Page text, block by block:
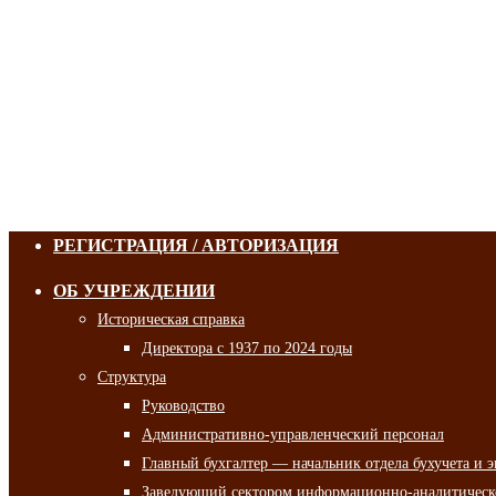
РЕГИСТРАЦИЯ / АВТОРИЗАЦИЯ
ОБ УЧРЕЖДЕНИИ
Историческая справка
Директора с 1937 по 2024 годы
Структура
Руководство
Административно-управленческий персонал
Главный бухгалтер — начальник отдела бухучета и
Заведующий сектором информационно-